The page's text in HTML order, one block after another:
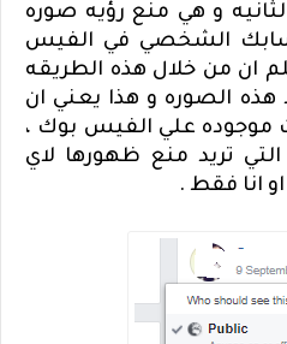
و هي منع رؤيه صوره
الشخصي في الفيس
ان من خلال هذه الطريقه
الصوره و هذا يعني ان
موجوده علي الفيس بوك ،
تريد منع ظهورها لاي
او انا فقط .